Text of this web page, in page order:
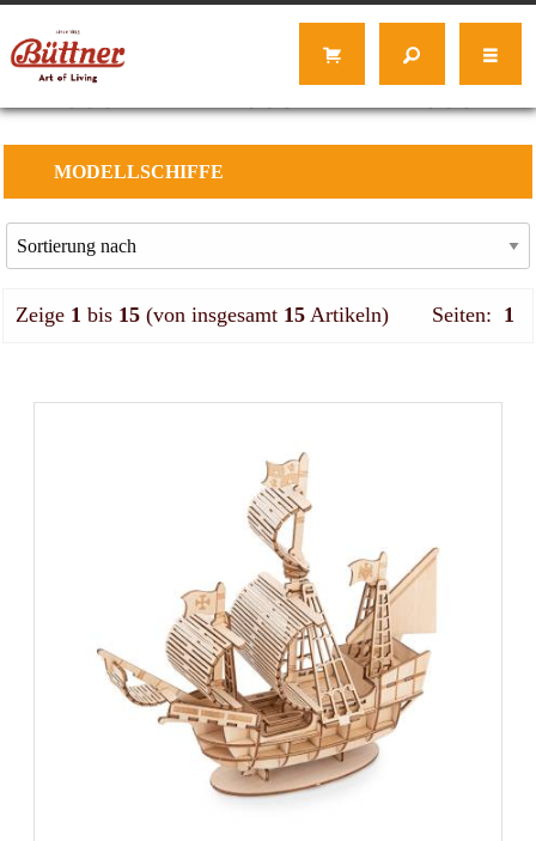
MODELLSCHIFFE
Zeige 1 bis 15(von insgesamt 15Artikeln) Seiten: 1